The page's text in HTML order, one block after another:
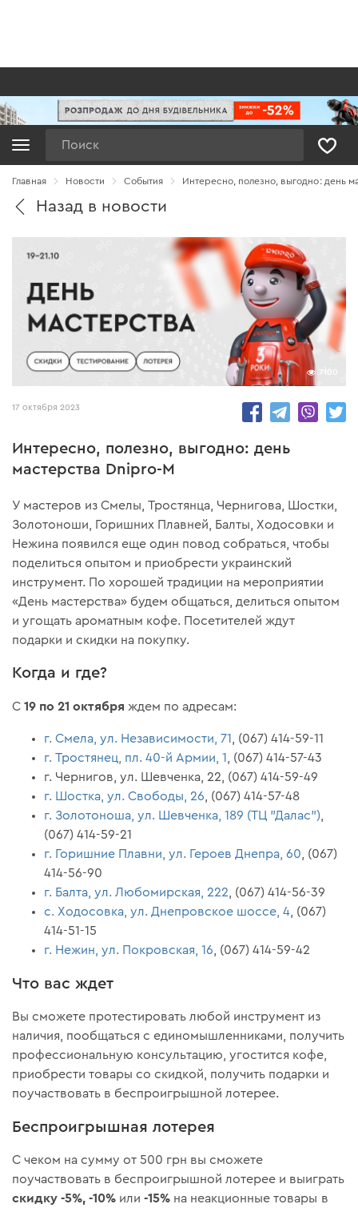
Главная Новости Cобытия Интересно, полезно, выгодно: день
Назад в новости
7100
17 октября 2023
Интересно, полезно, выгодно: день
мастерства Dnipro-M
У мастеров из Смелы, Тростянца, Чернигова, Шостки,
Золотоноши, Горишних Плавней, Балты, Ходосовки и
Нежина появился еще один повод собраться, чтобы
поделиться опытом и приобрести украинский
инструмент. По хорошей традиции на мероприятии
«День мастерства» будем общаться, делиться опытом
и угощать ароматным кофе. Посетителей ждут
подарки и скидки на покупку.
Когда и где?
С19 по 21 октябряждем по адресам:
г. Смела, ул. Независимости, 71
, (067) 414-59-11
г. Тростянец, пл. 40-й Армии, 1
, (067) 414-57-43
г. Чернигов, ул. Шевченка, 22, (067) 414-59-49
г. Шостка, ул. Свободы, 26 , (067) 414-57-48
г. Золотоноша, ул. Шевченка, 189 (ТЦ "Далас")
(067) 414-59-21
г. Горишние Плавни, ул. Героев Днепра, 60 , (067)
414-56-90
г. Балта, ул. Любомирская, 222 , (067) 414-56-39
с. Ходосовка, ул. Днепровское шоссе, 4 , (067)
414-51-15
г. Нежин, ул. Покровская, 16 , (067) 414-59-42
Что вас ждет
Вы сможете протестировать любой инструмент из
наличия, пообщаться с единомышленниками, получить
профессиональную консультацию, угостится кофе,
приобрести товары со скидкой, получить подарки и
поучаствовать в беспроигрышной лотерее.
Беспроигрышная лотерея
С чеком на сумму от 500 грн вы сможете
поучаствовать в беспроигрышной лотерее и выиграть
скидку-5%, -10% или-15% на неакционные товары в